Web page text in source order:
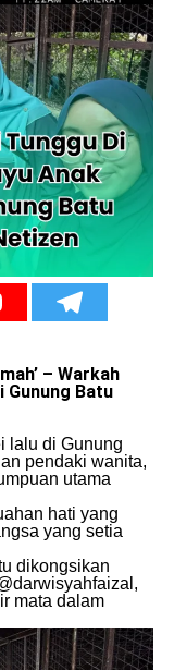
– Warkah
Gunung Batu
lalu di Gunung
pendaki wanita,
utama
hati yang
yang setia
dikongsikan
mata dalam